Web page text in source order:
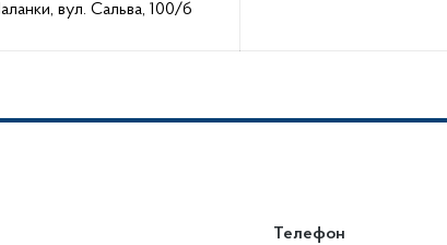
вул. Сальва, 100/б
Телефон